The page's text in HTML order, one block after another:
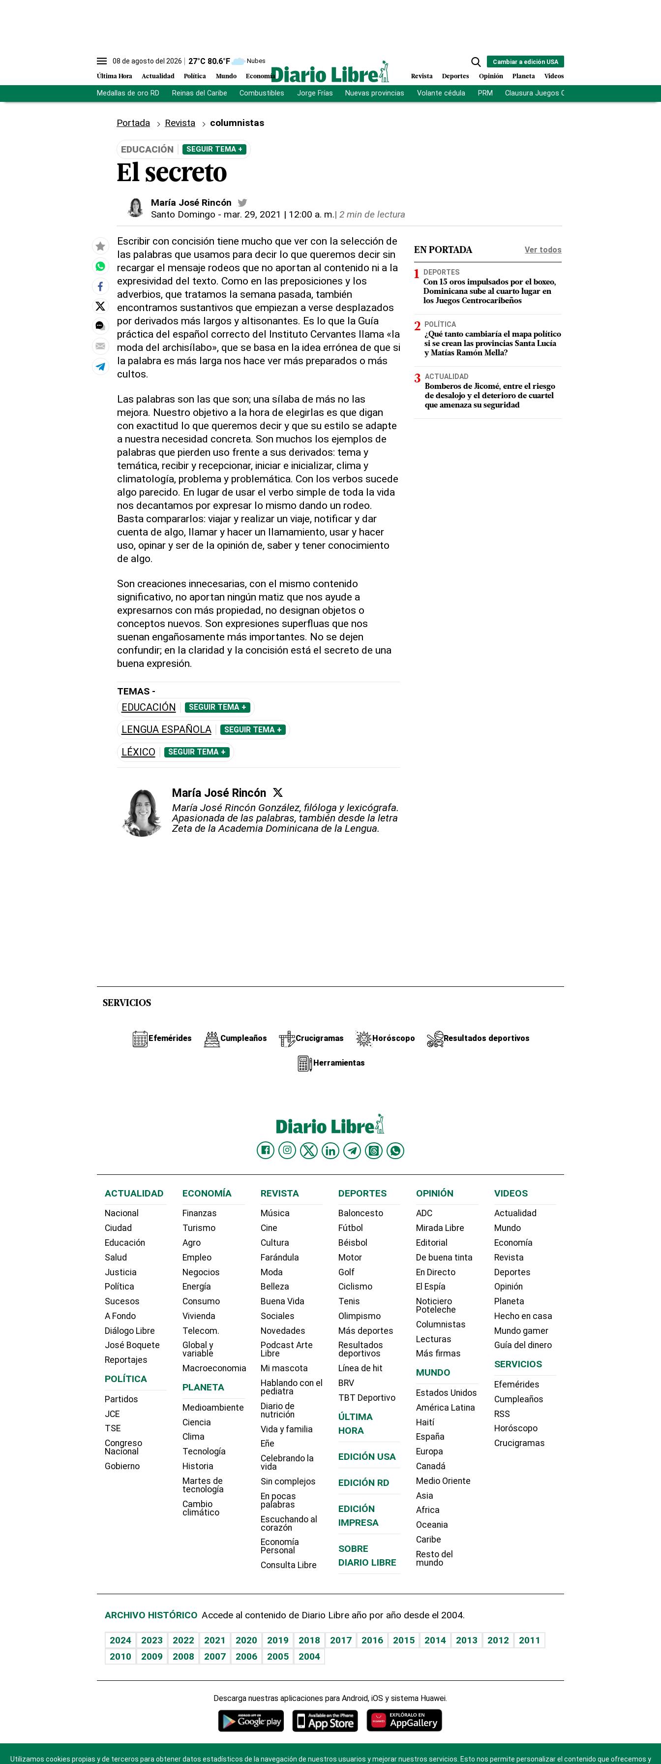
08 de agosto del 2026 27°C 80.6°F Nubes
Última Hora Actualidad Política Mundo Economía
Cambiar a edición USA
Revista Deportes Opinión Planeta Videos
Medallas de oro RD Reinas del Caribe Combustibles Jorge Frías Nuevas provincias Volante cédula PRM Clausura Juegos Centroamericanos
Portada Revista columnistas
EDUCACIÓN SEGUIR TEMA +
El secreto
María José Rincón
Santo Domingo - mar. 29, 2021 | 12:00 a. m.| 2 min de lectura
Escribir con concisión tiene mucho que ver con la selección de
las palabras que usamos para decir lo que queremos decir sin
recargar el mensaje rodeos que no aportan al contenido ni a la
expresividad del texto. Como en las preposiciones y los
adverbios, que tratamos la semana pasada, también
encontramos sustantivos que empiezan a verse desplazados
por derivados más largos y altisonantes. Es lo que la Guía
práctica del español correcto del Instituto Cervantes llama «la
moda del archisílabo», que se basa en la idea errónea de que si
la palabra es más larga nos hace ver más preparados o más
cultos.
Las palabras son las que son; una sílaba de más no las
mejora. Nuestro objetivo a la hora de elegirlas es que digan
con exactitud lo que queremos decir y que su estilo se adapte
a nuestra necesidad concreta. Son muchos los ejemplos de
palabras que pierden uso frente a sus derivados: tema y
temática, recibir y recepcionar, iniciar e inicializar, clima y
climatología, problema y problemática. Con los verbos sucede
algo parecido. En lugar de usar el verbo simple de toda la vida
nos decantamos por expresar lo mismo dando un rodeo.
Basta compararlos: viajar y realizar un viaje, notificar y dar
cuenta de algo, llamar y hacer un llamamiento, usar y hacer
uso, opinar y ser de la opinión de, saber y tener conocimiento
de algo.
Son creaciones innecesarias, con el mismo contenido
significativo, no aportan ningún matiz que nos ayude a
expresarnos con más propiedad, no designan objetos o
conceptos nuevos. Son expresiones superfluas que nos
suenan engañosamente más importantes. No se dejen
confundir; en la claridad y la concisión está el secreto de una
buena expresión.
TEMAS -
EDUCACIÓN SEGUIR TEMA +
LENGUA ESPAÑOLA SEGUIR TEMA +
LÉXICO SEGUIR TEMA +
María José Rincón
María José Rincón González, filóloga y lexicógrafa.
Apasionada de las palabras, también desde la letra
Zeta de la Academia Dominicana de la Lengua.
EN PORTADA Ver todos
DEPORTES
Con 15 oros impulsados por el boxeo,
Dominicana sube al cuarto lugar en
los Juegos Centrocaribeños
POLÍTICA
¿Qué tanto cambiaría el mapa político
si se crean las provincias Santa Lucía
y Matías Ramón Mella?
ACTUALIDAD
Bomberos de Jicomé, entre el riesgo
de desalojo y el deterioro de cuartel
que amenaza su seguridad
SERVICIOS
Efemérides Cumpleaños Crucigramas Horóscopo Resultados deportivos
Herramientas
ACTUALIDAD
Nacional
Ciudad
Educación
Salud
Justicia
Política
Sucesos
A Fondo
Diálogo Libre
José Boquete
Reportajes
POLÍTICA
Partidos
JCE
TSE
Congreso
Nacional
Gobierno
ECONOMÍA
Finanzas
Turismo
Agro
Empleo
Negocios
Energía
Consumo
Vivienda
Telecom.
Global y
variable
Macroeconomia
PLANETA
Medioambiente
Ciencia
Clima
Tecnología
Historia
Martes de
tecnología
Cambio
climático
REVISTA
Música
Cine
Cultura
Farándula
Moda
Belleza
Buena Vida
Sociales
Novedades
Podcast Arte
Libre
Mi mascota
Hablando con el
pediatra
Diario de
nutrición
Vida y familia
Eñe
Celebrando la
vida
Sin complejos
En pocas
palabras
Escuchando al
corazón
Economía
Personal
Consulta Libre
DEPORTES
Baloncesto
Fútbol
Béisbol
Motor
Golf
Ciclismo
Tenis
Olimpismo
Más deportes
Resultados
deportivos
Línea de hit
BRV
TBT Deportivo
ÚLTIMA
HORA
EDICIÓN USA
EDICIÓN RD
EDICIÓN
IMPRESA
SOBRE
DIARIO LIBRE
OPINIÓN
ADC
Mirada Libre
Editorial
De buena tinta
En Directo
El Espía
Noticiero
Poteleche
Columnistas
Lecturas
Más firmas
MUNDO
Estados Unidos
América Latina
Haití
España
Europa
Canadá
Medio Oriente
Asia
Africa
Oceania
Caribe
Resto del
mundo
VIDEOS
Actualidad
Mundo
Economía
Revista
Deportes
Opinión
Planeta
Hecho en casa
Mundo gamer
Guía del dinero
SERVICIOS
Efemérides
Cumpleaños
RSS
Horóscopo
Crucigramas
ARCHIVO HISTÓRICO Accede al contenido de Diario Libre año por año desde el 2004.
2024 2023 2022 2021 2020 2019 2018 2017 2016 2015 2014 2013 2012
2011
2010
2009 2008 2007 2006 2005 2004
Descarga nuestras aplicaciones para Android, iOS y sistema Huawei.
Utilizamos cookies propias y de terceros para obtener datos estadísticos de la navegación de nuestros usuarios y mejorar nuestros servicios. Esto nos permite personalizar el contenido que ofrecemos y